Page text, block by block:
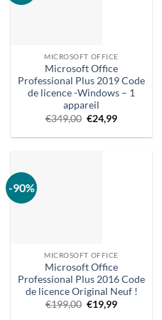
MICROSOFT OFFICE
Microsoft Office
Professional Plus 2019 Code
de licence -Windows – 1
appareil
€349,00 Le
prix
d'origine
€24,99Prix
€24,99.
-90%
MICROSOFT OFFICE
Microsoft Office
Professional Plus 2016 Code
de licence Original Neuf !
€199,00 Le
prix
€19,99Prix